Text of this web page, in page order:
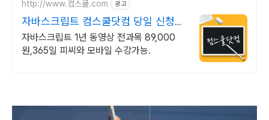
http://www.컴스쿨.com 광고
자바스크립트 컴스쿨닷컴 당일 신청&
결제시 기프티콘!
자바스크립트 1년 동영상 전과목 89,000
원,365일 피씨와 모바일 수강가능.